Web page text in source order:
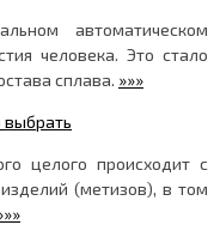
автоматическом
человека. Это стало
сплава. »»»
целого происходит с
(метизов), в том